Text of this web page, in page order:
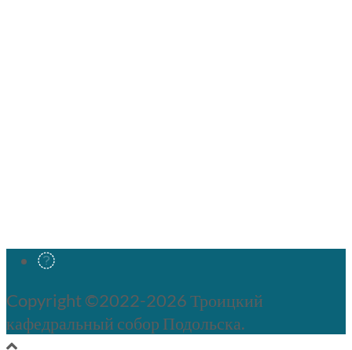
Copyright ©2022-2026 Троицкий
кафедральный собор Подольска.